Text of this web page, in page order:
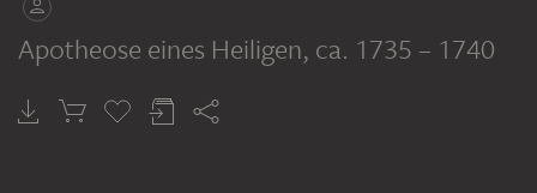
Personifikation des Glaubens (Fides) mit drei Engeln
Apotheose eines Heiligen, ca. 1735 – 1740